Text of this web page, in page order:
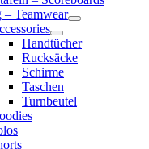
– Teamwear
Handtücher
Rucksäcke
Schirme
Taschen
Turnbeutel